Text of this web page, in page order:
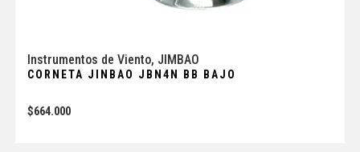
Instrumentos de Viento, JIMBAO
CORNETA JINBAO JBN4N BB BAJO
$664.000